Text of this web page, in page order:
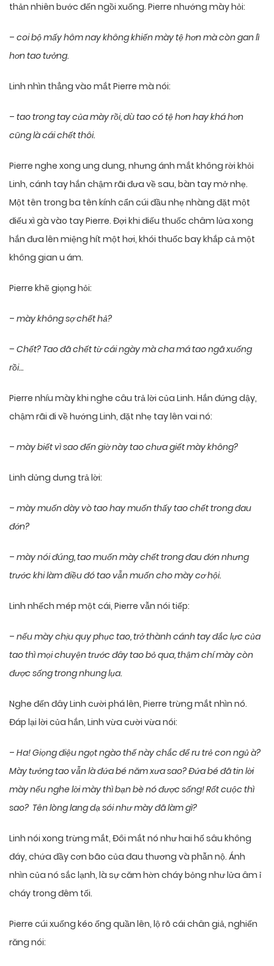
thản nhiên bước đến ngồi xuống. Pierre nhướng mày hỏi:
– coi bộ mấy hôm nay không khiến mày tệ hơn mà còn gan lì
hơn tao tưởng.
Linh nhìn thẳng vào mắt Pierre mà nói:
– tao trong tay của mày rồi, dù tao có tệ hơn hay khá hơn
cũng là cái chết thôi.
Pierre nghe xong ung dung, nhưng ánh mắt không rời khỏi
Linh, cánh tay hắn chậm rãi đưa về sau, bàn tay mở nhẹ.
Một tên trong ba tên kính cẩn cúi đầu nhẹ nhàng đặt một
điếu xì gà vào tay Pierre. Đợi khi điếu thuốc châm lửa xong
hắn đưa lên miệng hít một hơi, khói thuốc bay khắp cả một
không gian u ám.
Pierre khẽ giọng hỏi:
– mày không sợ chết hả?
– Chết? Tao đã chết từ cái ngày mà cha má tao ngã xuống
rồi…
Pierre nhíu mày khi nghe câu trả lời của Linh. Hắn đứng dậy,
chậm rãi đi về hướng Linh, đặt nhẹ tay lên vai nó:
– mày biết vì sao đến giờ này tao chưa giết mày không?
Linh dửng dưng trả lời:
– mày muốn dày vò tao hay muốn thấy tao chết trong đau
đớn?
– mày nói đúng, tao muốn mày chết trong đau đớn nhưng
trước khi làm điều đó tao vẫn muốn cho mày cơ hội.
Linh nhếch mép một cái, Pierre vẫn nói tiếp:
– nếu mày chịu quy phục tao, trở thành cánh tay đắc lực của
tao thì mọi chuyện trước đây tao bỏ qua, thậm chí mày còn
được sống trong nhung lụa.
Nghe đến đây Linh cười phá lên, Pierre trừng mắt nhìn nó.
Đáp lại lời của hắn, Linh vừa cười vừa nói:
– Ha! Giọng điệu ngọt ngào thế này chắc để ru trẻ con ngủ à?
Mày tưởng tao vẫn là đứa bé năm xưa sao? Đứa bé đã tin lời
mày nếu nghe lời mày thì bạn bè nó được sống! Rốt cuộc thì
sao? Tên lòng lang dạ sói như mày đã làm gì?
Linh nói xong trừng mắt, Đôi mắt nó như hai hố sâu không
đáy, chứa đầy cơn bão của đau thương và phẫn nộ. Ánh
nhìn của nó sắc lạnh, là sự căm hờn cháy bỏng như lửa âm ỉ
cháy trong đêm tối.
Pierre cúi xuống kéo ống quần lên, lộ rõ cái chân giả, nghiến
răng nói: